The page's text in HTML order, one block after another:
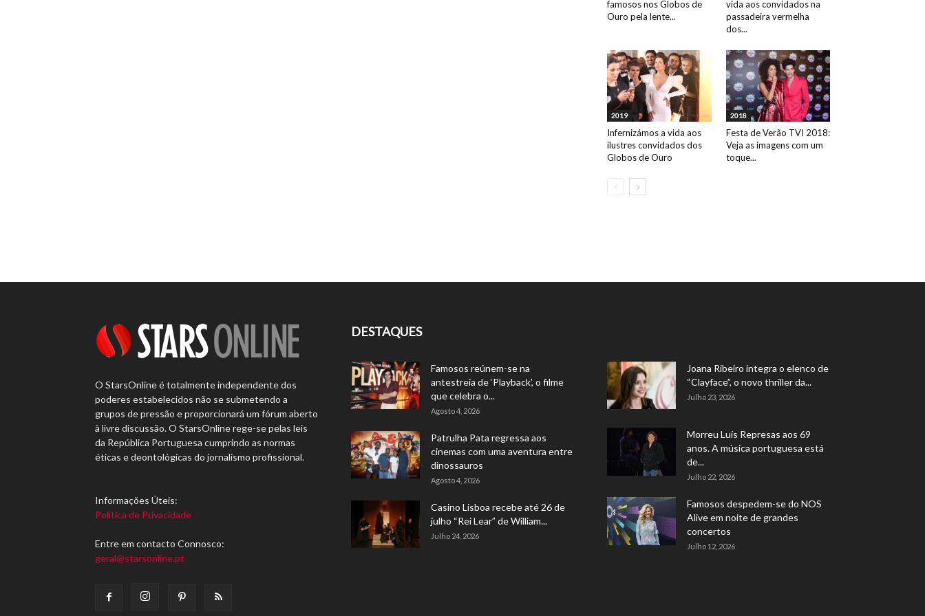
famosos nos Globos de
Ouro pela lente...
vida aos convidados na
passadeira vermelha
dos...
2019
Infernizámos a vida aos
ilustres convidados dos
Globos de Ouro
2018
Festa de Verão TVI 2018:
Veja as imagens com um
toque...
O StarsOnline é totalmente independente dos
poderes estabelecidos não se submetendo a
grupos de pressão e proporcionará um fórum aberto
à livre discussão. O StarsOnline rege-se pelas leis
da República Portuguesa cumprindo as normas
éticas e deontológicas do jornalismo profissional.
Informações Úteis:
Política de Privacidade
Entre em contacto Connosco:
geral@starsonline.pt
DESTAQUES
Famosos reúnem-se na
antestreia de ‘Playback’, o filme
que celebra o...
Agosto 4, 2026
Patrulha Pata regressa aos
cinemas com uma aventura entre
dinossauros
Agosto 4, 2026
Casino Lisboa recebe até 26 de
julho “Rei Lear” de William...
Julho 24, 2026
Joana Ribeiro integra o elenco de
“Clayface”, o novo thriller da...
Julho 23, 2026
Morreu Luís Represas aos 69
anos. A música portuguesa está
de...
Julho 22, 2026
Famosos despedem-se do NOS
Alive em noite de grandes
concertos
Julho 12, 2026